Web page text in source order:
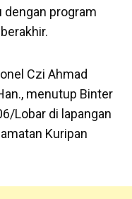
dengan program
Czi Ahmad
menutup Binter
Lobar di lapangan
Kuripan